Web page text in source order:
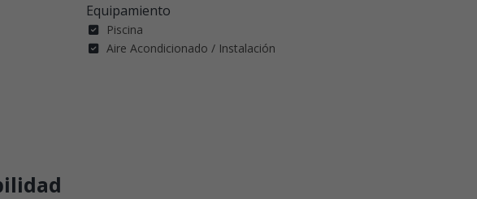
Equipamiento
Piscina
Aire Acondicionado / Instalación